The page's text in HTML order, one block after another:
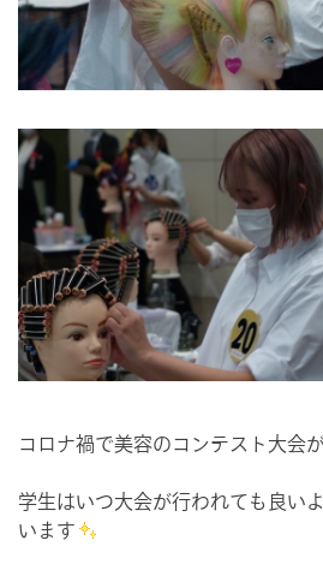
コロナ禍で美容のコンテスト大会
学生はいつ大会が行われても良い
います